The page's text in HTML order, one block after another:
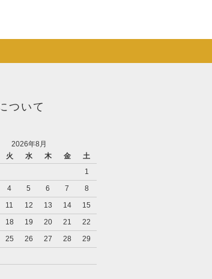
ついて
2026年8月
火 水 木 金
土
1
4 5 6 7
8
11 12 13 14
15
18 19 20 21
22
25 26 27 28
29